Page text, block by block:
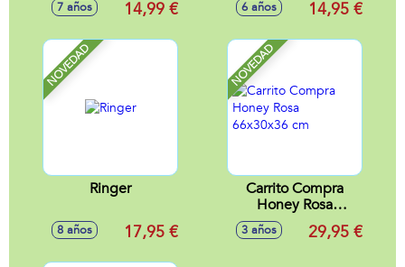
nadie. Contiene 93
7 años 14,99 € 6 años 14,95 €
NOVEDAD
Ringer
8 años 17,95 €
NOVEDAD
Carrito Compra
Honey Rosa
66x30x36 cm
3 años 29,95 €